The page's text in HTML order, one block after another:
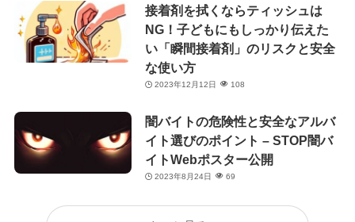
接着剤を拭くならティッシュは
NG！子どもにもしっかり伝えた
い「瞬間接着剤」のリスクと安全
な使い方
2023年12月12日 108
闇バイトの危険性と安全なアルバ
イト選びのポイント – STOP闇バ
イトWebポスター公開
2023年8月24日 69